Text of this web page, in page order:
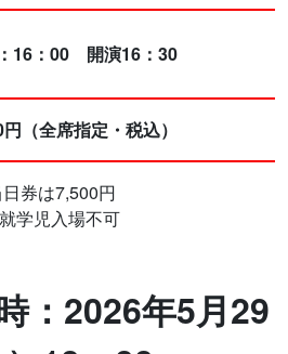
16：00 開演16：30
（全席指定・税込）
券は7,500円
学児入場不可
：2026年5月29